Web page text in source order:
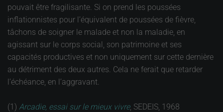
pouvait être fragilisante. Si on prend les poussées
inflationnistes pour l’équivalent de poussées de fièvre,
tâchons de soigner le malade et non la maladie, en
agissant sur le corps social, son patrimoine et ses
capacités productives et non uniquement sur cette dernière
au détriment des deux autres. Cela ne ferait que retarder
l’échéance, en l’aggravant.
(1) Arcadie, essai sur le mieux vivre, SEDEIS, 1968